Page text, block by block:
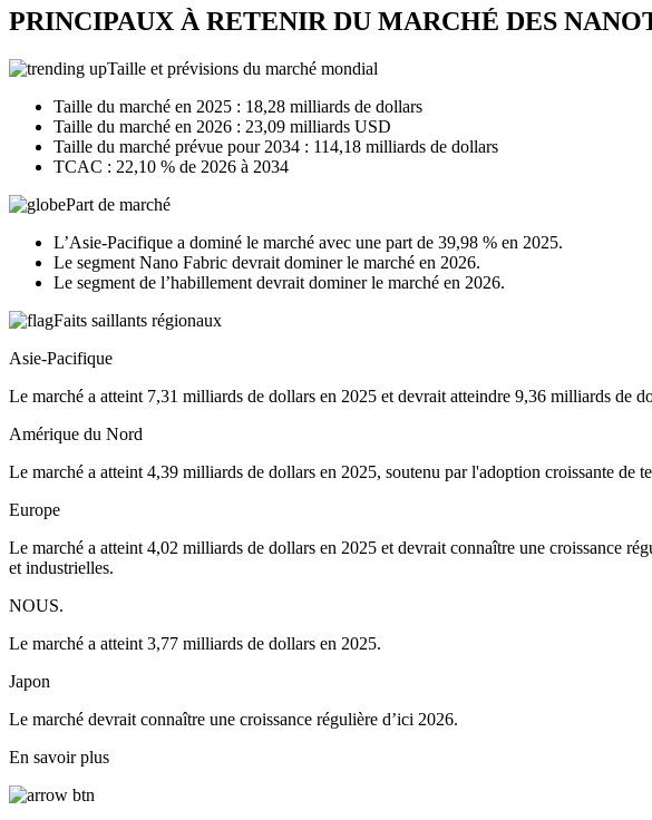
PRINCIPAUX À RETENIR DU MARCHÉ DES
Taille et prévisions du marché mondial
Taille du marché en 2025 : 18,28 milliards de dollars
Taille du marché en 2026 : 23,09 milliards USD
Taille du marché prévue pour 2034 : 114,18 milliards de dollars
TCAC : 22,10 % de 2026 à 2034
Part de marché
L’Asie-Pacifique a dominé le marché avec une part de 39,98 % en 2025.
Le segment Nano Fabric devrait dominer le marché en 2026.
Le segment de l’habillement devrait dominer le marché en 2026.
Faits saillants régionaux
Asie-Pacifique
Le marché a atteint 7,31 milliards de dollars en 2025 et devrait atteindre 9,36 milliards de
Amérique du Nord
Le marché a atteint 4,39 milliards de dollars en 2025, soutenu par l'adoption croissante de
Europe
Le marché a atteint 4,02 milliards de dollars en 2025 et devrait connaître une croissance
et industrielles.
NOUS.
Le marché a atteint 3,77 milliards de dollars en 2025.
Japon
Le marché devrait connaître une croissance régulière d’ici 2026.
En savoir plus